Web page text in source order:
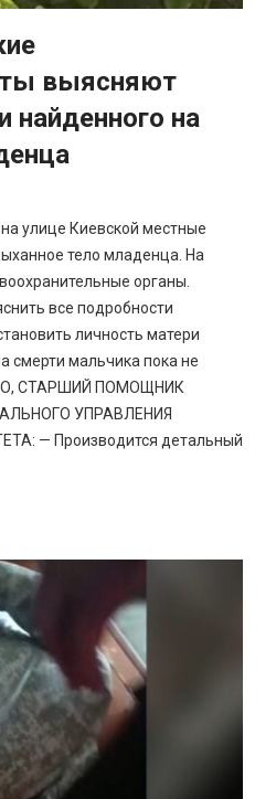
выясняют
найденного на
улице Киевской местные
тело младенца. На
органы.
все подробности
личность матери
смерти мальчика пока не
СТАРШИЙ ПОМОЩНИК
УПРАВЛЕНИЯ
— Производится детальный